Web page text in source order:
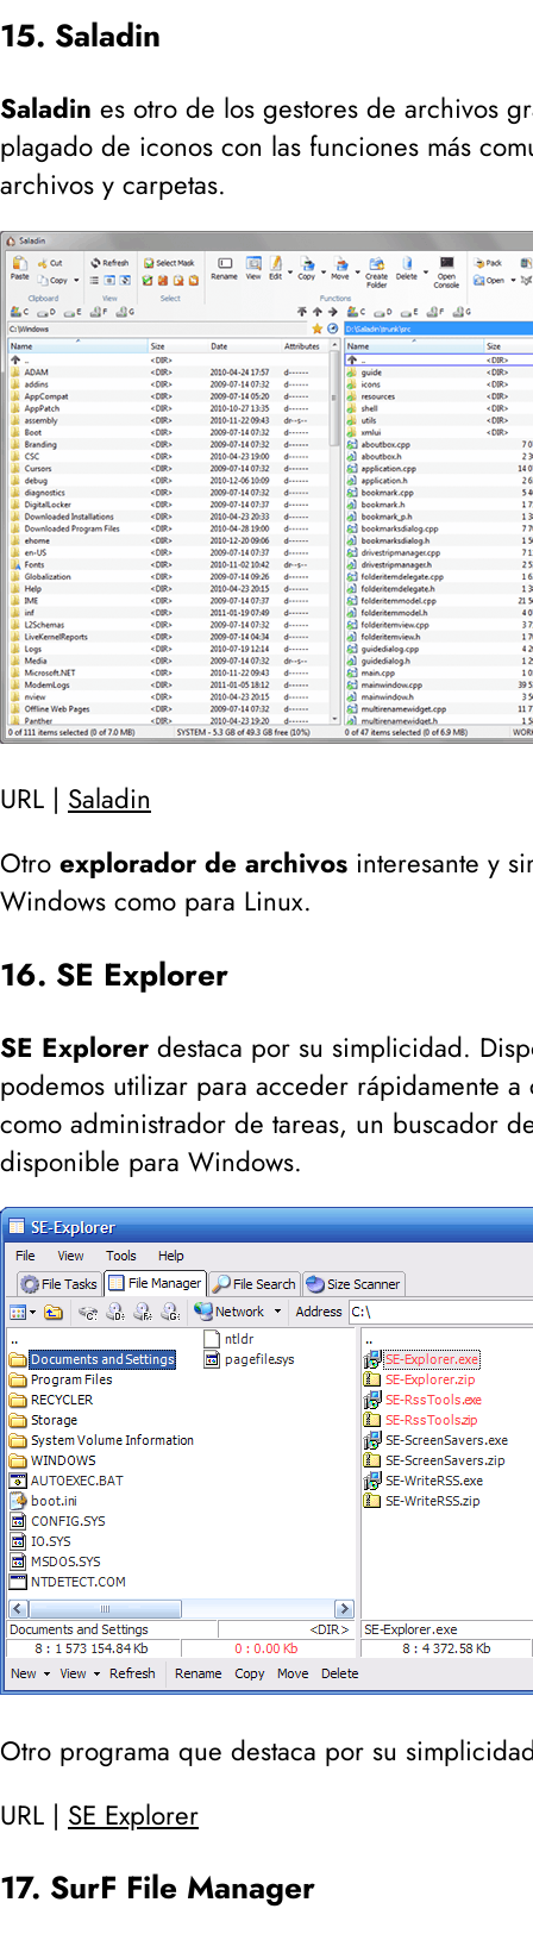
15. Saladin
Saladin es otro de los gestores de archivos
plagado de iconos con las funciones más
archivos y carpetas.
URL | Saladin
Otro explorador de archivos interesante y
Windows como para Linux.
16. SE Explorer
SE Explorer destaca por su simplicidad.
podemos utilizar para acceder rápidamente
como administrador de tareas, un buscador
disponible para Windows.
Otro programa que destaca por su
URL | SE Explorer
17. SurF File Manager